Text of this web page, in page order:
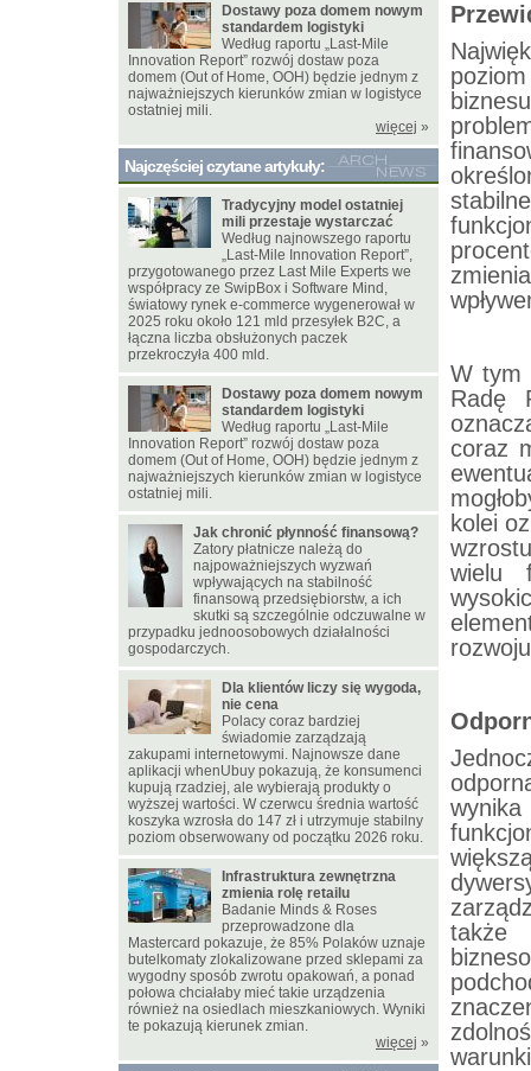
W tym
Radę
coraz
kolei
wielu
wynika
także
Dostawy poza domem nowym
standardem logistyki
Według raportu „Last-Mile
Innovation Report” rozwój dostaw poza
domem (Out of Home, OOH) będzie jednym z
najważniejszych kierunków zmian w logistyce
ostatniej mili.
więcej »
Najczęściej czytane artykuły:
Tradycyjny model ostatniej
mili przestaje wystarczać
Według najnowszego raportu
„Last-Mile Innovation Report”,
przygotowanego przez Last Mile Experts we
współpracy ze SwipBox i Software Mind,
światowy rynek e-commerce wygenerował w
2025 roku około 121 mld przesyłek B2C, a
łączna liczba obsłużonych paczek
przekroczyła 400 mld.
Dostawy poza domem nowym
standardem logistyki
Według raportu „Last-Mile
Innovation Report” rozwój dostaw poza
domem (Out of Home, OOH) będzie jednym z
najważniejszych kierunków zmian w logistyce
ostatniej mili.
Jak chronić płynność finansową?
Zatory płatnicze należą do
najpoważniejszych wyzwań
wpływających na stabilność
finansową przedsiębiorstw, a ich
skutki są szczególnie odczuwalne w
przypadku jednoosobowych działalności
gospodarczych.
Dla klientów liczy się wygoda,
nie cena
Polacy coraz bardziej
świadomie zarządzają
zakupami internetowymi. Najnowsze dane
aplikacji whenUbuy pokazują, że konsumenci
kupują rzadziej, ale wybierają produkty o
wyższej wartości. W czerwcu średnia wartość
koszyka wzrosła do 147 zł i utrzymuje stabilny
poziom obserwowany od początku 2026 roku.
Infrastruktura zewnętrzna
zmienia rolę retailu
Badanie Minds & Roses
przeprowadzone dla
Mastercard pokazuje, że 85% Polaków uznaje
butelkomaty zlokalizowane przed sklepami za
wygodny sposób zwrotu opakowań, a ponad
połowa chciałaby mieć takie urządzenia
również na osiedlach mieszkaniowych. Wyniki
te pokazują kierunek zmian.
więcej »